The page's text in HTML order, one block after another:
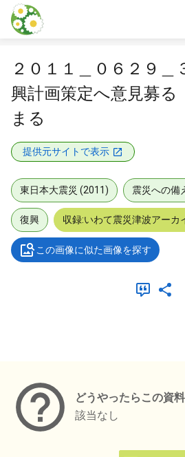
本文に飛ぶ
２０１１＿０６２９＿
興計画策定へ意見募
まる
提供元サイトで表示
東日本大震災 (2011) 震災への備
復興 収録:いわて震災津波アーカ
この画像に似た画像を探す
どうやったらこの資
該当なし